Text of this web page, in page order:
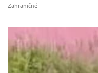
Zahraničné